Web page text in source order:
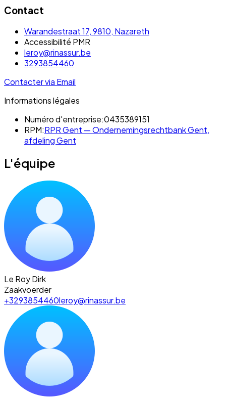
Contact
Warandestraat 17, 9810, Nazareth
Accessibilité PMR
leroy@rinassur.be
3293854460
Contacter via Email
Informations légales
Numéro d'entreprise:0435389151
RPM:RPR Gent — Ondernemingsrechtbank Gent,
afdeling Gent
L'équipe
Le Roy Dirk
Zaakvoerder
+3293854460leroy@rinassur.be